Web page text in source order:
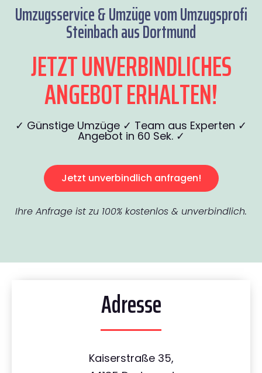
Umzugsservice & Umzüge vom Umzugsprofi
Steinbach aus Dortmund
JETZT UNVERBINDLICHES
ANGEBOT ERHALTEN!
✓ Günstige Umzüge ✓ Team aus Experten ✓
Angebot in 60 Sek. ✓
Jetzt unverbindlich anfragen!
Ihre Anfrage ist zu 100% kostenlos & unverbindlich.
Adresse
Kaiserstraße 35,